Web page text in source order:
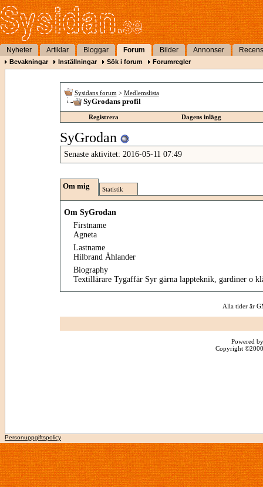
Nyheter Artiklar Bloggar Forum Bilder Annonser
Bevakningar Inställningar Sök i forum Forumregler
Sysidans forum > Medlemslista
SyGrodans profil
Registrera Dagens inlägg
SyGrodan
Senaste aktivitet: 2016-05-11 07:49
Om mig Statistik
Om SyGrodan
Firstname
Agneta
Lastname
Hilbrand Åhlander
Biography
Textillärare Tygaffär Syr gärna lappteknik, gardiner o
Alla tider är
Powered
Copyright
Personuppgiftspolicy